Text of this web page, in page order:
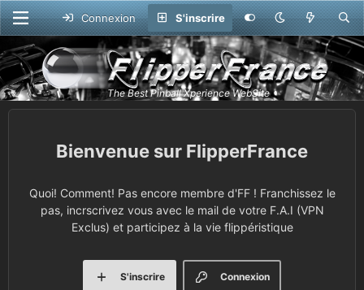
Connexion S'inscrire
FlipperFrance
Quoi! Comment! Pas encore membre d'FF ! Franchissez le
pas, incrscrivez vous avec le mail de votre F.A.I (VPN
Exclus) et participez à la vie flippéristique
Connexion
S'inscrire